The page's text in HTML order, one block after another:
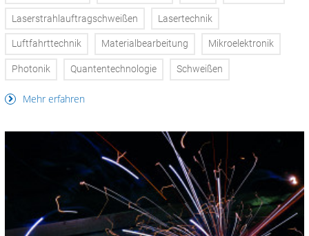
Laserstrahlauftragschweißen Lasertechnik
Luftfahrttechnik Materialbearbeitung Mikroelektronik
Photonik Quantentechnologie Schweißen
Mehr erfahren